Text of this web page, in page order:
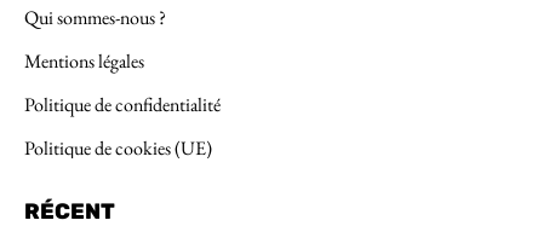
Qui sommes-nous ?
Mentions légales
Politique de confidentialité
Politique de cookies (UE)
RÉCENT